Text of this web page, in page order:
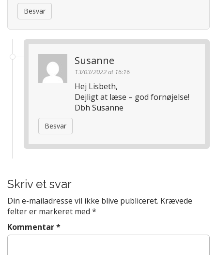
Besvar
Susanne
13/03/2022 at 16:16
Hej Lisbeth,
Dejligt at læse – god fornøjelse!
Dbh Susanne
Besvar
Skriv et svar
Din e-mailadresse vil ikke blive publiceret. Krævede
felter er markeret med *
Kommentar*